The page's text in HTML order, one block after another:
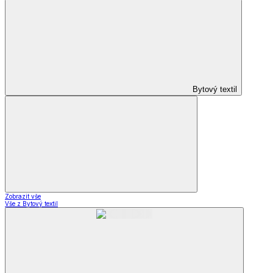
Bytový textil
Zobrazit vše
Vše z Bytový textil